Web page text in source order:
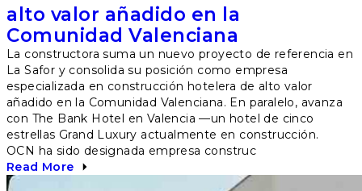
alto valor añadido en la
Comunidad Valenciana
La constructora suma un nuevo proyecto de referencia en
La Safor y consolida su posición como empresa
especializada en construcción hotelera de alto valor
añadido en la Comunidad Valenciana. En paralelo, avanza
con The Bank Hotel en Valencia —un hotel de cinco
estrellas Grand Luxury actualmente en construcción.
OCN ha sido designada empresa construc
Read More